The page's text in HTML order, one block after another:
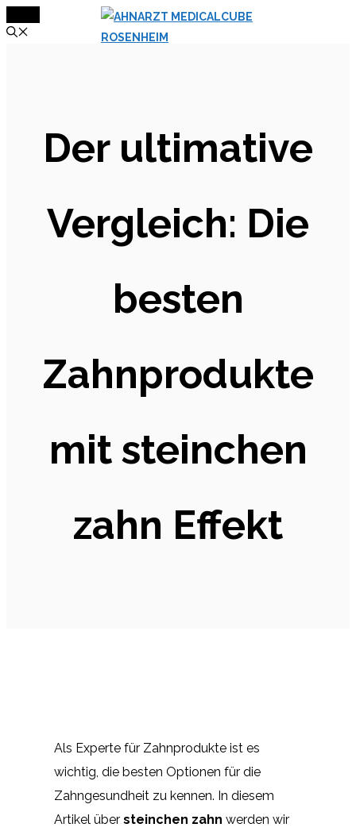
Inhalt
Der ultimative
Vergleich: Die
besten
Zahnprodukte
mit steinchen
zahn Effekt
Als Experte für Zahnprodukte ist es
wichtig, die besten Optionen für die
Zahngesundheit zu kennen. In diesem
Artikel über steinchen zahn werden wir